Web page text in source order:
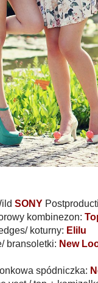
SONY
kombinezon:
koturny: Elilu
bransoletki: New
spódniczka: